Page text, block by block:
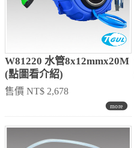
W81220 水管8x12mmx20M
(點圖看介紹)
售價 NT$ 2,678